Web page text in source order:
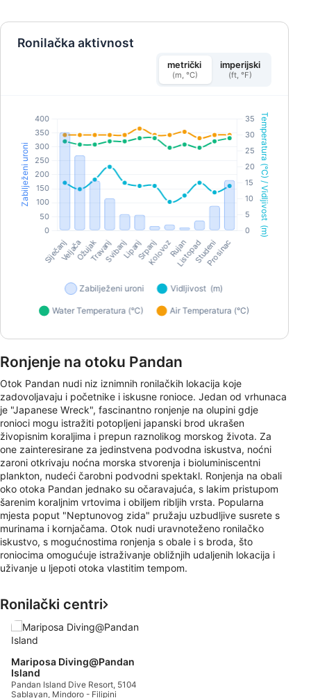
Ronilačka aktivnost
metrički
(m, °C)
imperijski
(ft, °F)
Ronjenje na otoku Pandan
Otok Pandan nudi niz iznimnih ronilačkih lokacija koje
zadovoljavaju i početnike i iskusne ronioce. Jedan od vrhunaca
je "Japanese Wreck", fascinantno ronjenje na olupini gdje
ronioci mogu istražiti potopljeni japanski brod ukrašen
živopisnim koraljima i prepun raznolikog morskog života. Za
one zainteresirane za jedinstvena podvodna iskustva, noćni
zaroni otkrivaju noćna morska stvorenja i bioluminiscentni
plankton, nudeći čarobni podvodni spektakl. Ronjenja na obali
oko otoka Pandan jednako su očaravajuća, s lakim pristupom
šarenim koraljnim vrtovima i obiljem ribljih vrsta. Popularna
mjesta poput "Neptunovog zida" pružaju uzbudljive susrete s
murinama i kornjačama. Otok nudi uravnoteženo ronilačko
iskustvo, s mogućnostima ronjenja s obale i s broda, što
roniocima omogućuje istraživanje obližnjih udaljenih lokacija i
uživanje u ljepoti otoka vlastitim tempom.
Ronilački centri
Mariposa Diving@Pandan
Island
Pandan Island Dive Resort, 5104
Sablayan, Mindoro - Filipini